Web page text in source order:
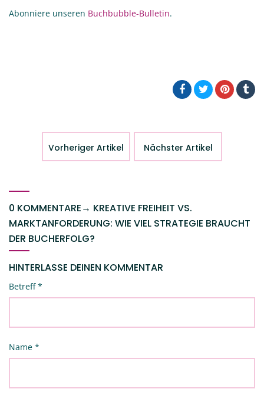
Abonniere unseren Buchbubble-Bulletin.
Vorheriger Artikel Nächster Artikel
0 KOMMENTARE→ KREATIVE FREIHEIT VS.
MARKTANFORDERUNG: WIE VIEL STRATEGIE BRAUCHT
DER BUCHERFOLG?
HINTERLASSE DEINEN KOMMENTAR
Betreff*
Name *